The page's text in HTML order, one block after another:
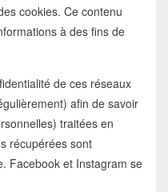
cookies. Ce contenu
à des fins de
de ces réseaux
afin de savoir
traitées en
récupérées sont
Facebook et Instagram se